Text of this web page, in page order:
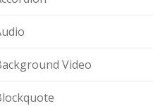
Video